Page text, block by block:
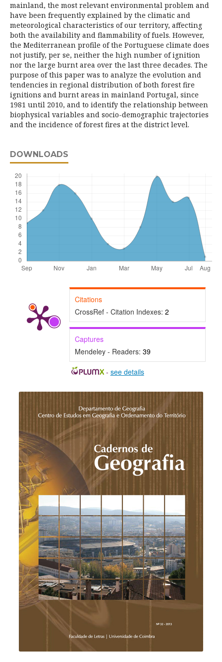
mainland, the most relevant environmental problem and
have been frequently explained by the climatic and
meteorological characteristics of our territory, affecting
both the availability and flammability of fuels. However,
the Mediterranean profile of the Portuguese climate does
not justify, per se, neither the high number of ignition
nor the large burnt area over the last three decades. The
purpose of this paper was to analyze the evolution and
tendencies in regional distribution of both forest fire
ignitions and burnt areas in mainland Portugal, since
1981 until 2010, and to identify the relationship between
biophysical variables and socio-demographic trajectories
and the incidence of forest fires at the district level.
DOWNLOADS
Citations
CrossRef - Citation Indexes: 2
Captures
Mendeley - Readers: 39
- see details